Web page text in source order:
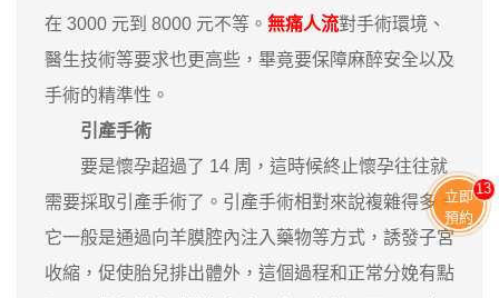
在 3000 元到 8000 元不等。 無痛人流對手術環境、
醫生技術等要求也更高些，畢竟要保障麻醉安全以及
手術的精準性。
引產手術
要是懷孕超過了 14 周，這時候終止懷孕往往就
需要採取引產手術了。引產手術相對來說複雜得多，
它一般是通過向羊膜腔內注入藥物等方式，誘發子宮
收縮，促使胎兒排出體外，這個過程和正常分娩有點
立即
預約
13